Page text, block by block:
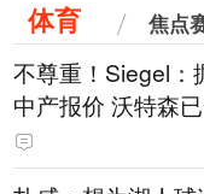
体育 焦点
不尊重！Siegel：
中产报价 沃特森